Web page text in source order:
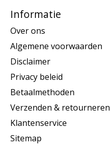
Informatie
Over ons
Algemene voorwaarden
Disclaimer
Privacy beleid
Betaalmethoden
Verzenden & retourneren
Klantenservice
Sitemap